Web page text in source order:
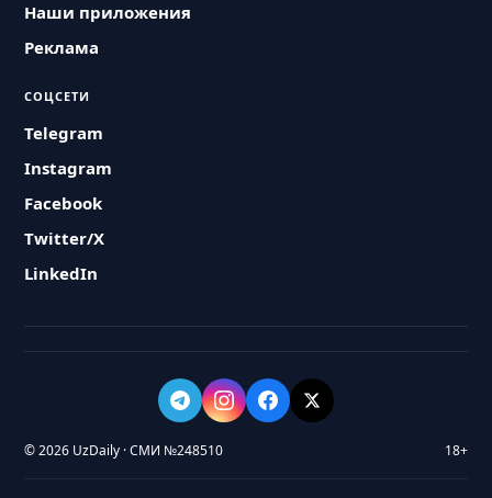
Наши приложения
Реклама
СОЦСЕТИ
Telegram
Instagram
Facebook
Twitter/X
LinkedIn
© 2026 UzDaily · СМИ №248510 18+